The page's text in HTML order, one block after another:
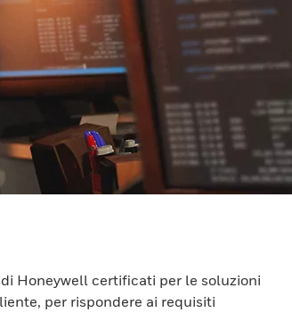
Honeywell certificati per le soluzioni
per rispondere ai requisiti